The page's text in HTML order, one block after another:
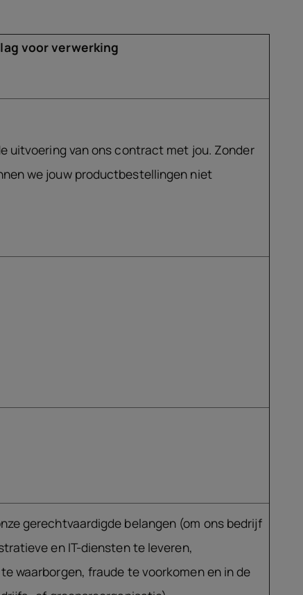
voor verwerking
uitvoering van ons contract met jou. Zonder
we jouw productbestellingen niet
gerechtvaardigde belangen (om ons bedrijf
en IT-diensten te leveren,
waarborgen, fraude te voorkomen en in de